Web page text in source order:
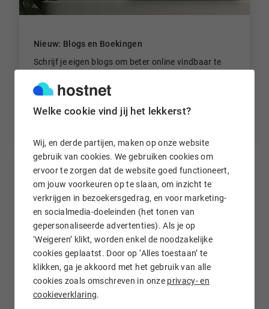
Welke cookie vind jij het lekkerst?
Wij, en derde partijen, maken op onze website
gebruik van cookies. We gebruiken cookies om
ervoor te zorgen dat de website goed functioneert,
om jouw voorkeuren op te slaan, om inzicht te
verkrijgen in bezoekersgedrag, en voor marketing-
en socialmedia-doeleinden (het tonen van
gepersonaliseerde advertenties). Als je op
‘Weigeren’ klikt, worden enkel de noodzakelijke
cookies geplaatst. Door op ‘Alles toestaan’ te
klikken, ga je akkoord met het gebruik van alle
cookies zoals omschreven in onze privacy- en
cookieverklaring.
Nieuw: Blogs en Boekingen
Schrijf je eigen blogs om beter online vindbaar te
afspraak maken via de nieuwe boekingsfunctie.
7 maanden geleden
Openingstijden rondom de feestdagen